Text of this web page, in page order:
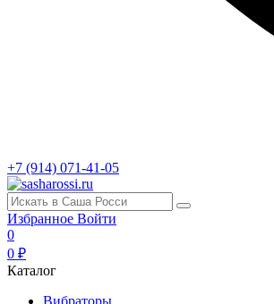
+7 (914) 071-41-05
Избранное Войти
0
0 ₽
Каталог
Вибраторы